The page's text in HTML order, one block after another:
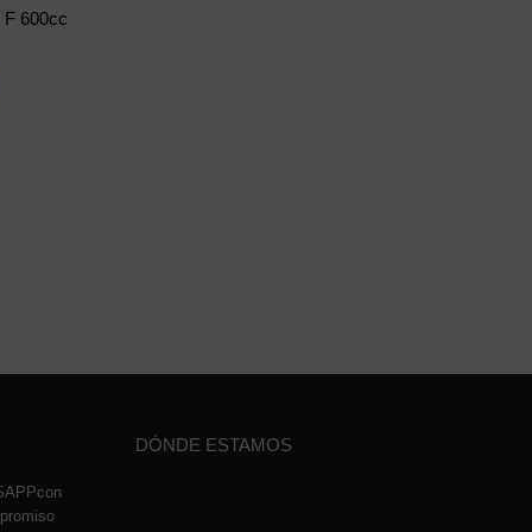
F 600cc
DÓNDE ESTAMOS